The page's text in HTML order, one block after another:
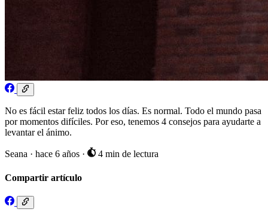
No es fácil estar feliz todos los días. Es normal. Todo el mundo pasa
por momentos difíciles. Por eso, tenemos 4 consejos para ayudarte a
levantar el ánimo.
Seana · hace 6 años · 4 min de lectura
Compartir artículo